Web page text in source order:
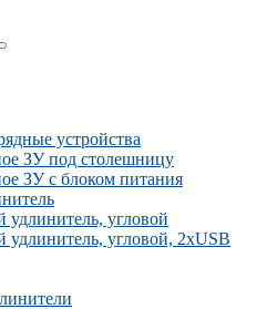
устройства
ЗУ под столешницу
ЗУ с блоком питания
удлинитель, угловой
удлинитель, угловой, 2xUSB